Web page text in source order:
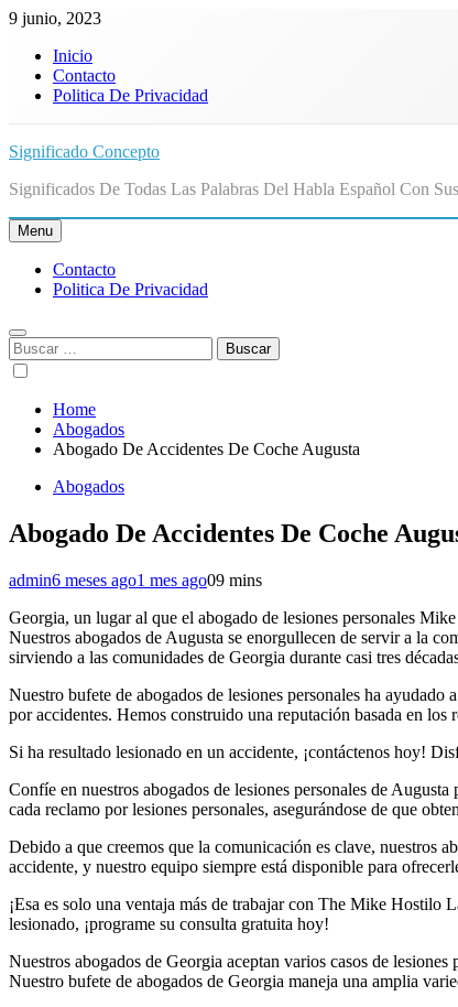
Skip
content
9 junio, 2023
Inicio
Contacto
Politica De Privacidad
Significado Concepto
Significados De Todas Las Palabras Del Habla Español Con
Menu
Contacto
Politica De Privacidad
Buscar:
Home
Abogados
Abogado De Accidentes De Coche Augusta
Abogados
Abogado De Accidentes De Coche
admin6 meses ago1 mes ago09 mins
Georgia, un lugar al que el abogado de lesiones personales
Nuestros abogados de Augusta se enorgullecen de servir a la
sirviendo a las comunidades de Georgia durante casi tres
Nuestro bufete de abogados de lesiones personales ha
por accidentes. Hemos construido una reputación basada en
Si ha resultado lesionado en un accidente, ¡contáctenos hoy!
Confíe en nuestros abogados de lesiones personales de
cada reclamo por lesiones personales, asegurándose de que
Debido a que creemos que la comunicación es clave, nuestros
accidente, y nuestro equipo siempre está disponible para
¡Esa es solo una ventaja más de trabajar con The Mike Hostilo
lesionado, ¡programe su consulta gratuita hoy!
Nuestros abogados de Georgia aceptan varios casos de lesiones
Nuestro bufete de abogados de Georgia maneja una amplia